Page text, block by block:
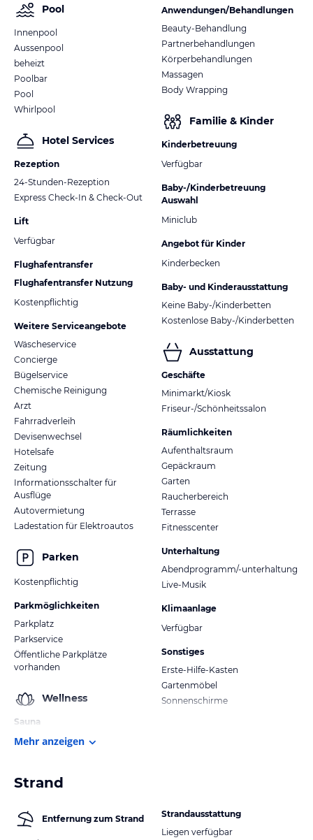
Pool
Innenpool
Aussenpool
beheizt
Poolbar
Pool
Whirlpool
Hotel Services
Rezeption
24-Stunden-Rezeption
Express Check-In & Check-Out
Lift
Verfügbar
Flughafentransfer
Flughafentransfer Nutzung
Kostenpflichtig
Weitere Serviceangebote
Wäscheservice
Concierge
Bügelservice
Chemische Reinigung
Arzt
Fahrradverleih
Devisenwechsel
Hotelsafe
Zeitung
Informationsschalter für
Ausflüge
Autovermietung
Ladestation für Elektroautos
Parken
Kostenpflichtig
Parkmöglichkeiten
Parkplatz
Parkservice
Öffentliche Parkplätze
vorhanden
Wellness
Sauna
Anwendungen/Behandlungen
Beauty-Behandlung
Partnerbehandlungen
Körperbehandlungen
Massagen
Body Wrapping
Familie & Kinder
Kinderbetreuung
Verfügbar
Baby-/Kinderbetreuung
Auswahl
Miniclub
Angebot für Kinder
Kinderbecken
Baby- und Kinderausstattung
Keine Baby-/Kinderbetten
Kostenlose Baby-/Kinderbetten
Ausstattung
Geschäfte
Minimarkt/Kiosk
Friseur-/Schönheitssalon
Räumlichkeiten
Aufenthaltsraum
Gepäckraum
Garten
Raucherbereich
Terrasse
Fitnesscenter
Unterhaltung
Abendprogramm/-unterhaltung
Live-Musik
Klimaanlage
Verfügbar
Sonstiges
Erste-Hilfe-Kasten
Gartenmöbel
Sonnenschirme
Mehr anzeigen
Strand
Entfernung zum Strand
Strandausstattung
Liegen verfügbar